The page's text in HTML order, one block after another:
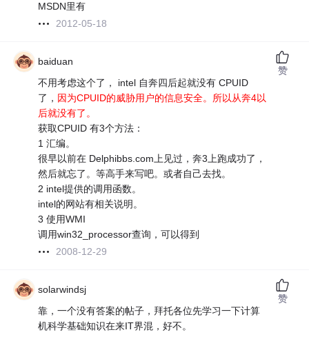
MSDN里有
2012-05-18
baiduan
不用考虑这个了， intel 自奔四后起就没有 CPUID
了， 因为CPUID的威胁用户的信息安全。所以从奔4以
后就没有了。
获取CPUID 有3个方法：
1 汇编。
很早以前在 Delphibbs.com上见过，奔3上跑成功了，
然后就忘了。等高手来写吧。或者自己去找。
2 intel提供的调用函数。
intel的网站有相关说明。
3 使用WMI
调用win32_processor查询，可以得到
2008-12-29
赞
solarwindsj
靠，一个没有答案的帖子，拜托各位先学习一下计算
机科学基础知识在来IT界混，好不。
赞